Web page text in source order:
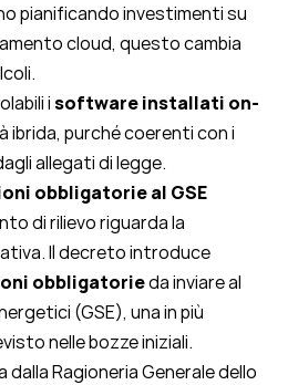
pianificando investimenti su
cloud, questo cambia
isoftware installati on-
ibrida, purché coerenti con i
allegati di legge.
obbligatorie al GSE
di rilievo riguarda la
Il decreto introduce
obbligatorieda inviare al
(GSE), una in più
nelle bozze iniziali.
Ragioneria Generale dello